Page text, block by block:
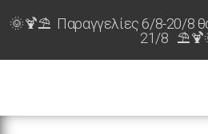
🌞🍹⛱️ Παραγγελίες 6/8-20/8
21/8